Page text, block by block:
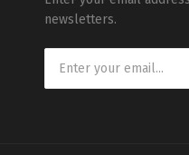
newsletters.